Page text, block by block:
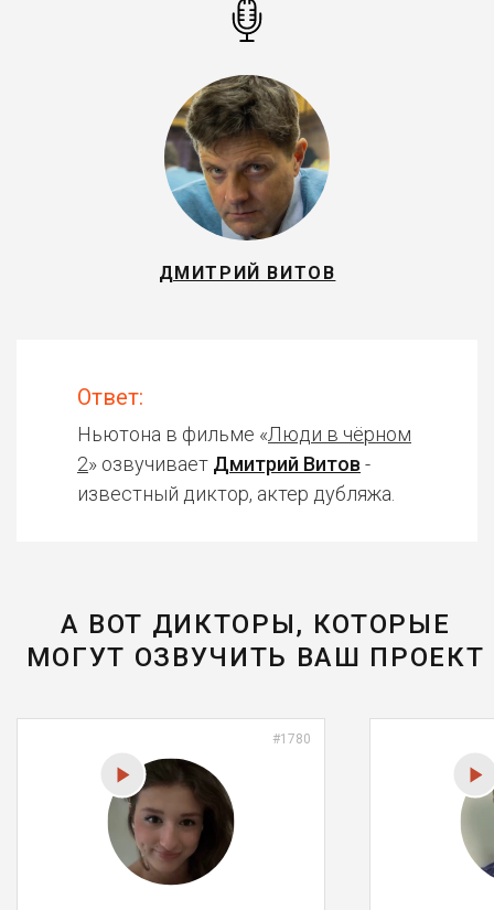
ДМИТРИЙ ВИТОВ
Ответ:
Ньютона в фильме «Люди в чёрном
2» озвучивает Дмитрий Витов -
известный диктор, актер дубляжа.
А ВОТ ДИКТОРЫ, КОТОРЫЕ
МОГУТ ОЗВУЧИТЬ ВАШ ПРОЕКТ
#1780